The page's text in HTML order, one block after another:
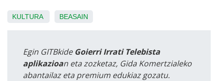
KULTURA BEASAIN
Egin GITBkide Goierri Irrati Telebista
aplikazioan eta zozketaz, Gida Komertzialeko
abantailaz eta premium edukiaz gozatu.